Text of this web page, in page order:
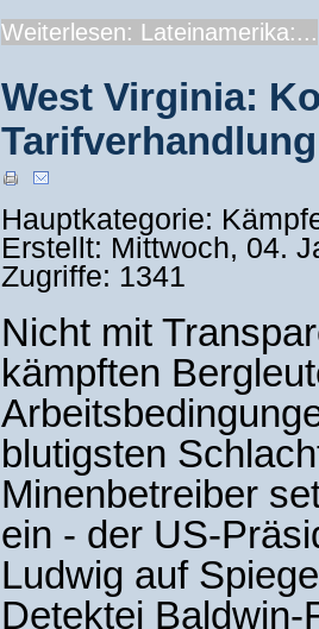
Weiterlesen: Lateinamerika:...
West Virginia:
Hauptkategorie:
Erstellt: Mittwoch, 04.
Zugriffe: 1341
Nicht mit
kämpften
blutigsten
Minenbetreiber
ein - der US-
Ludwig auf
Detektei